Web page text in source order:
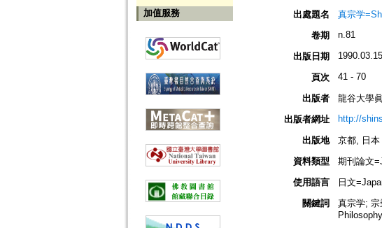
加值服務
出處題名
真宗学
卷期
n.81
出版日期 1990.03.15
頁次 41 - 70
出版者
龍谷大學
出版者網址
http://
出版地
京都, 日
資料類型
期刊論文
使用語言
日文
關鍵詞
真宗学;
Philosophy